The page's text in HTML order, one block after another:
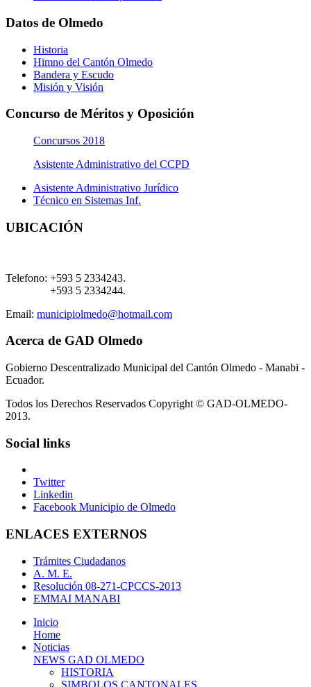
Datos de Olmedo
Historia
Himno del Cantón Olmedo
Bandera y Escudo
Misión y Visión
Concurso de Méritos y Oposición
Concursos 2018
Asistente Administrativo del CCPD
Asistente Administrativo Jurídico
Técnico en Sistemas Inf.
UBICACIÓN
Telefono: +593 5 2334243.
+593 5 2334244.
Email: municipiolmedo@hotmail.com
Acerca de GAD Olmedo
Gobierno Descentralizado Municipal del Cantón Olmedo - Manabi -
Ecuador.
Todos los Derechos Reservados Copyright © GAD-OLMEDO-
2013.
Social links
Twitter
Linkedin
Facebook Municipio de Olmedo
ENLACES EXTERNOS
Trámites Ciudadanos
A. M. E.
Resolución 08-271-CPCCS-2013
EMMAI MANABI
Inicio
Home
Noticias
NEWS GAD OLMEDO
HISTORIA
SIMBOLOS CANTONALES